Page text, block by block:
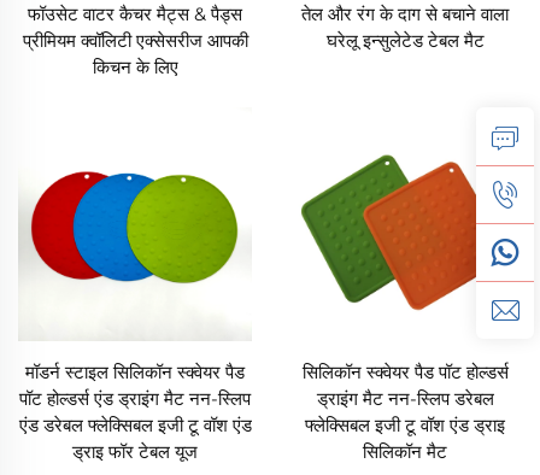
फॉउसेट वाटर कैचर मैट्स & पैड्स
प्रीमियम क्वॉलिटी एक्सेसरीज आपकी
किचन के लिए
तेल और रंग के दाग से बचाने वाला
घरेलू इन्सुलेटेड टेबल मैट
मॉडर्न स्टाइल सिलिकॉन स्क्वेयर पैड
पॉट होल्डर्स एंड ड्राइंग मैट नन-स्लिप
एंड डरेबल फ्लेक्सिबल इजी टू वॉश एंड
ड्राइ फॉर टेबल यूज
सिलिकॉन स्क्वेयर पैड पॉट होल्डर्स
ड्राइंग मैट नन-स्लिप डरेबल
फ्लेक्सिबल इजी टू वॉश एंड ड्राइ
सिलिकॉन मैट